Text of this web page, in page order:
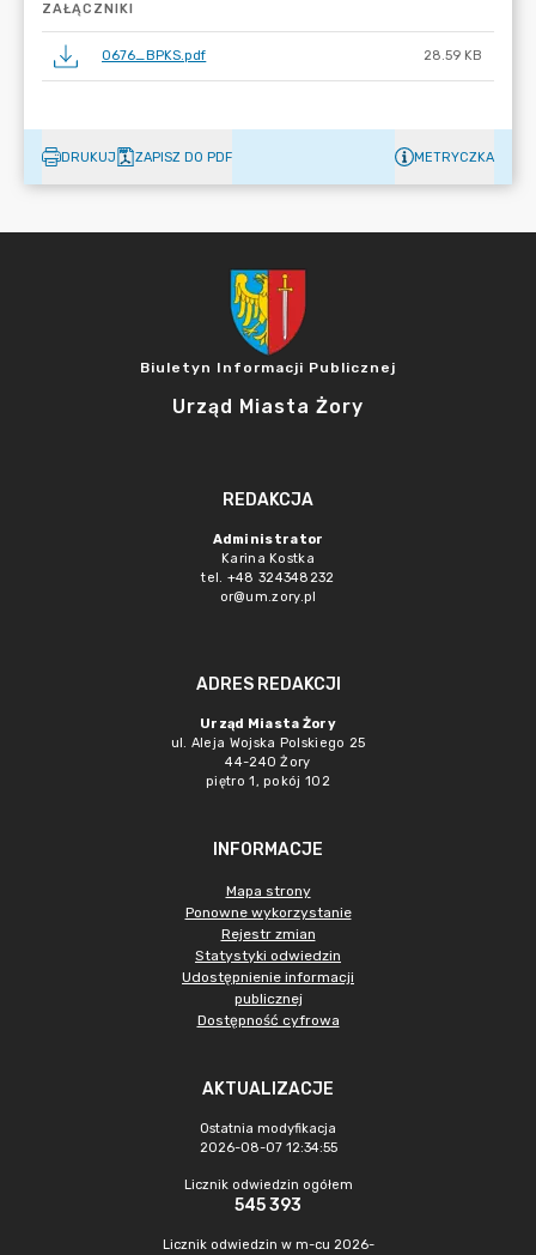
ZAŁĄCZNIKI
0676_BPKS.pdf 28.59 KB
DRUKUJ ZAPISZ DO PDF METRYCZKA
Biuletyn Informacji Publicznej
Urząd Miasta Żory
REDAKCJA
Administrator
Karina Kostka
tel. +48 324348232
or@um.zory.pl
ADRES REDAKCJI
Urząd Miasta Żory
ul. Aleja Wojska Polskiego 25
44-240 Żory
piętro 1, pokój 102
INFORMACJE
Mapa strony
Ponowne wykorzystanie
Rejestr zmian
Statystyki odwiedzin
Udostępnienie informacji
publicznej
Dostępność cyfrowa
AKTUALIZACJE
Ostatnia modyfikacja
2026-08-07 12:34:55
Licznik odwiedzin ogółem
545 393
Licznik odwiedzin w m-cu 2026-